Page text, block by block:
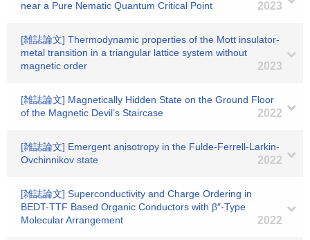
near a Pure Nematic Quantum Critical Point
2023
[雑誌論文] Thermodynamic properties of the Mott insulator-
metal transition in a triangular lattice system without
magnetic order
2023
[雑誌論文] Magnetically Hidden State on the Ground Floor
of the Magnetic Devil’s Staircase
2022
[雑誌論文] Emergent anisotropy in the Fulde-Ferrell-Larkin-
Ovchinnikov state
2022
[雑誌論文] Superconductivity and Charge Ordering in
BEDT-TTF Based Organic Conductors with β″-Type
Molecular Arrangement
2022